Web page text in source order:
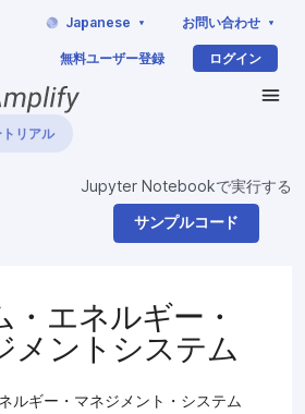
Japanese お問い合わせ
無料ユーザー登録 ログイン
リアル
Jupyter Notebookで実行する
サンプルコード
・エネルギー・
メントシステム
ルギー・マネジメント・システム